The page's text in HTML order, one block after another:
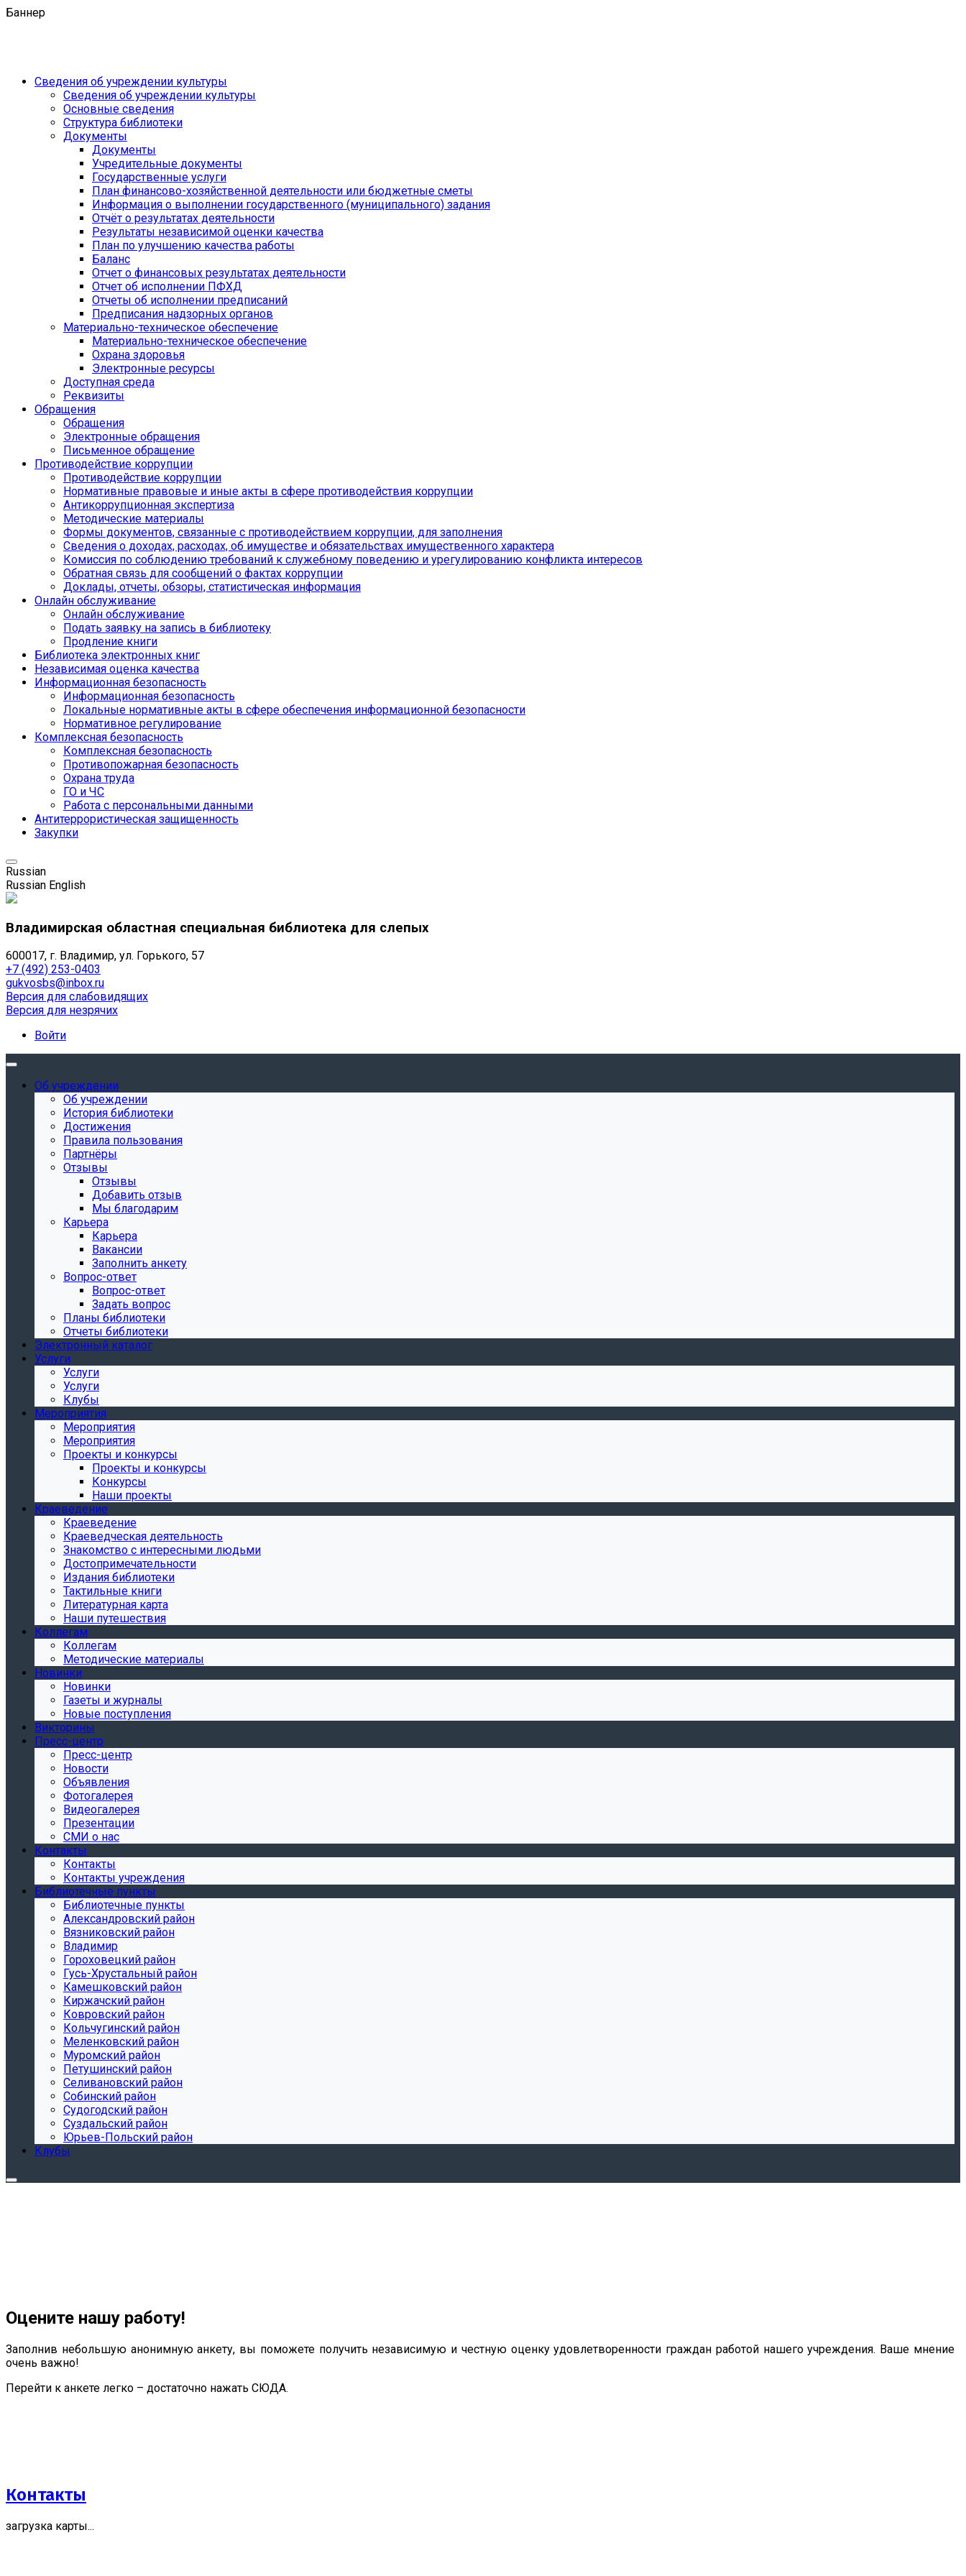
Баннер
Сведения об учреждении культуры
Сведения об учреждении культуры
Основные сведения
Структура библиотеки
Документы
Документы
Учредительные документы
Государственные услуги
План финансово-хозяйственной деятельности или бюджетные сметы
Информация о выполнении государственного (муниципального) задания
Отчёт о результатах деятельности
Результаты независимой оценки качества
План по улучшению качества работы
Баланс
Отчет о финансовых результатах деятельности
Отчет об исполнении ПФХД
Отчеты об исполнении предписаний
Предписания надзорных органов
Материально-техническое обеспечение
Материально-техническое обеспечение
Охрана здоровья
Электронные ресурсы
Доступная среда
Реквизиты
Обращения
Обращения
Электронные обращения
Письменное обращение
Противодействие коррупции
Противодействие коррупции
Нормативные правовые и иные акты в сфере противодействия коррупции
Антикоррупционная экспертиза
Методические материалы
Формы документов, связанные с противодействием коррупции, для заполнения
Сведения о доходах, расходах, об имуществе и обязательствах имущественного характера
Комиссия по соблюдению требований к служебному поведению и урегулированию конфликта интересов
Обратная связь для сообщений о фактах коррупции
Доклады, отчеты, обзоры, статистическая информация
Онлайн обслуживание
Онлайн обслуживание
Подать заявку на запись в библиотеку
Продление книги
Библиотека электронных книг
Независимая оценка качества
Информационная безопасность
Информационная безопасность
Локальные нормативные акты в сфере обеспечения информационной безопасности
Нормативное регулирование
Комплексная безопасность
Комплексная безопасность
Противопожарная безопасность
Охрана труда
ГО и ЧС
Работа с персональными данными
Антитеррористическая защищенность
Закупки
Russian
Russian English
Владимирская областная специальная библиотека для слепых
600017, г. Владимир, ул. Горького, 57
+7 (492) 253-0403
gukvosbs@inbox.ru
Версия для слабовидящих
Версия для незрячих
Войти
Об учреждении
Об учреждении
История библиотеки
Достижения
Правила пользования
Партнёры
Отзывы
Отзывы
Добавить отзыв
Мы благодарим
Карьера
Карьера
Вакансии
Заполнить анкету
Вопрос-ответ
Вопрос-ответ
Задать вопрос
Планы библиотеки
Отчеты библиотеки
Электронный каталог
Услуги
Услуги
Услуги
Клубы
Мероприятия
Мероприятия
Мероприятия
Проекты и конкурсы
Проекты и конкурсы
Конкурсы
Наши проекты
Краеведение
Краеведение
Краеведческая деятельность
Знакомство с интересными людьми
Достопримечательности
Издания библиотеки
Тактильные книги
Литературная карта
Наши путешествия
Коллегам
Коллегам
Методические материалы
Новинки
Новинки
Газеты и журналы
Новые поступления
Викторины
Пресс-центр
Пресс-центр
Новости
Объявления
Фотогалерея
Видеогалерея
Презентации
СМИ о нас
Контакты
Контакты
Контакты учреждения
Библиотечные пункты
Библиотечные пункты
Александровский район
Вязниковский район
Владимир
Гороховецкий район
Гусь-Хрустальный район
Камешковский район
Киржачский район
Ковровский район
Кольчугинский район
Меленковский район
Муромский район
Петушинский район
Селивановский район
Собинский район
Судогодский район
Суздальский район
Юрьев-Польский район
Клубы
Оцените нашу работу!
Заполнив небольшую анонимную анкету, вы поможете получить независимую и честную оценку удовлетворенности граждан работой нашего учреждения. Ваше мнение
очень важно!
Перейти к анкете легко – достаточно нажать СЮДА.
Контакты
загрузка карты...